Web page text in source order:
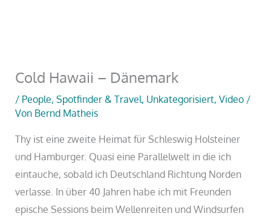
Cold Hawaii – Dänemark
/ People,Spotfinder & Travel, Unkategorisiert,Video /
Von Bernd Matheis
Thy ist eine zweite Heimat für Schleswig Holsteiner
und Hamburger. Quasi eine Parallelwelt in die ich
eintauche, sobald ich Deutschland Richtung Norden
verlasse. In über 40 Jahren habe ich mit Freunden
epische Sessions beim Wellenreiten und Windsurfen